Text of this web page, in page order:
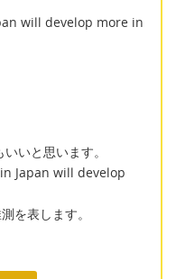
will develop more in
いと思います。
Japan will develop
を表します。